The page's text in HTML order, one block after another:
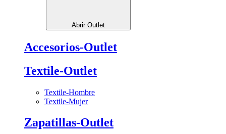
Abrir Outlet
Accesorios-Outlet
Textile-Outlet
Textile-Hombre
Textile-Mujer
Zapatillas-Outlet